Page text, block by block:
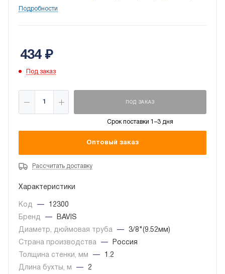
Подробности
434₽
Под заказ
ПОД ЗАКАЗ
Срок поставки 1–3 дня
Оптовый заказ
Рассчитать доставку
Характеристики
Код —
12300
Бренд
—
BAVIS
Диаметр, дюймовая труба
—
3/8"(9.52мм)
Страна производства
—
Россия
Толщина стенки, мм
—
1.2
Длина бухты, м
— 2